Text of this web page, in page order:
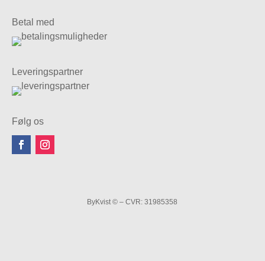
Betal med
Leveringspartner
Følg os
ByKvist © – CVR: 31985358